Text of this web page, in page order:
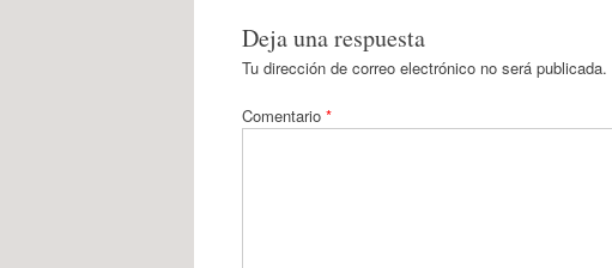
Deja una respuesta
Tu dirección de correo electrónico no será publicada.
Comentario *